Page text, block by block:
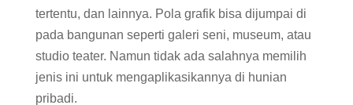
tertentu, dan lainnya. Pola grafik bisa dijumpai di
pada bangunan seperti galeri seni, museum, atau
studio teater. Namun tidak ada salahnya memilih
jenis ini untuk mengaplikasikannya di hunian
pribadi.